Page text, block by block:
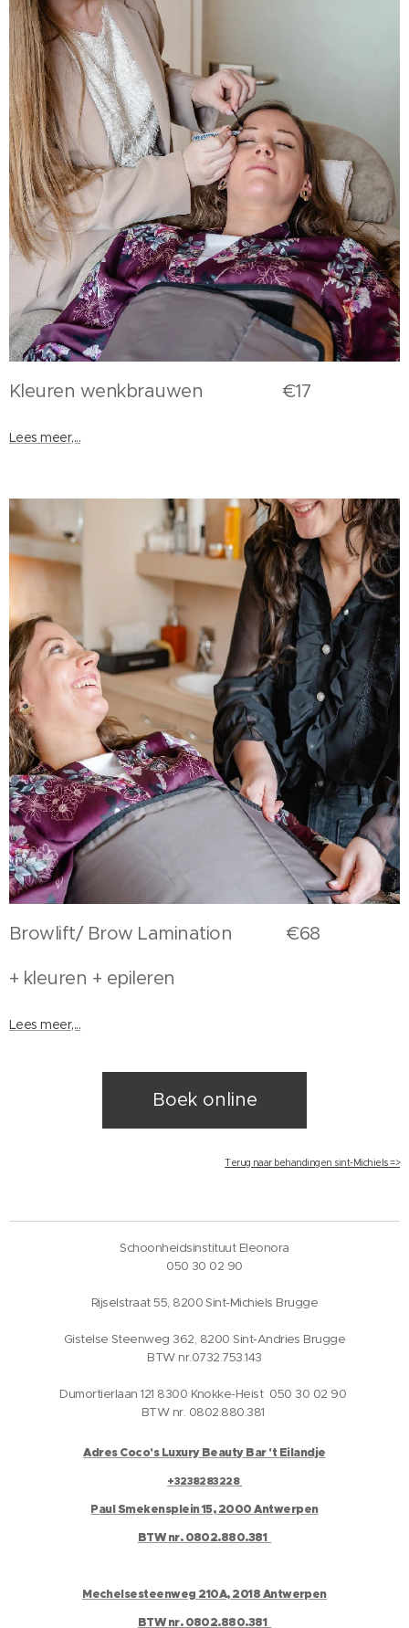
Kleuren wenkbrauwen €17
Lees meer,...
Browlift/ Brow Lamination €68
+ kleuren + epileren
Lees meer,...
Boek online
Terug naar behandingen sint-Michiels =>
Schoonheidsinstituut Eleonora
050 30 02 90
Rijselstraat 55, 8200 Sint-Michiels Brugge
Gistelse Steenweg 362, 8200 Sint-Andries Brugge
BTW nr.0732.753.143
Dumortierlaan 121 8300 Knokke-Heist 050 30 02 90
BTW nr. 0802.880.381
Adres Coco's Luxury Beauty Bar 't Eilandje
+3238283228
Paul Smekensplein 15, 2000 Antwerpen
BTW nr. 0802.880.381
Mechelsesteenweg 210A, 2018 Antwerpen
BTW nr. 0802.880.381